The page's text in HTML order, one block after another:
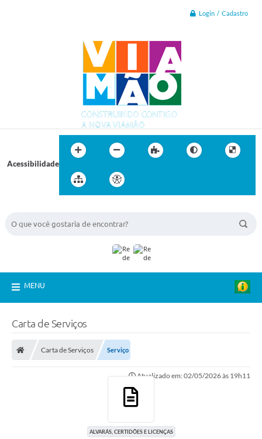
Login / Cadastro
Acessibilidade
MENU
Carta de Serviços
Carta de Serviços Serviço
Atualizado em: 02/05/2026 às 19h11
ALVARÁS, CERTIDÕES E LICENÇAS